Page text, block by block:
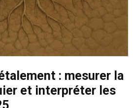
: mesurer la
et interpréter les